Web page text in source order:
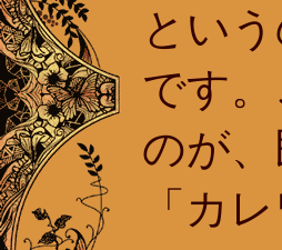
とい
です
のが
「カ